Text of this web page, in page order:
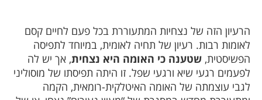
הרעיון הזה של נצחיות המתעוררת בכל פעם לחיים קסם
לאומות רבות. רעיון של תחיה לאומית, במיוחד לתפיסה
הפשיסטית, שטענה כי האומה היא נצחית, אך יש לה
לפעמים רגעי שיא ורגעי שפל. זו היתה תפיסתו של מוסוליני
לגבי עוצמתה של האומה האיטלקית-רומאית, הקמה